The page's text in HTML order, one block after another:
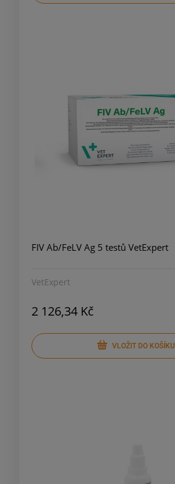
FIV Ab/FeLV Ag 5 testů VetExpert
VetExpert
2 126,34 Kč
VLOŽIT DO KOŠÍKU